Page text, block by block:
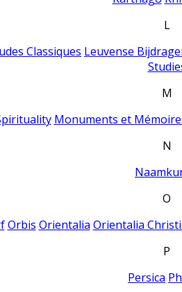
L
Classiques Leuvense
M
Monuments et
N
O
Orbis Orientalia Orientalia
P
Persica